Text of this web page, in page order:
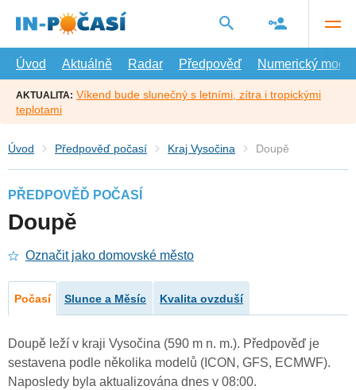
hlavní
Úvod
Aktuálně Radar Předpověď Numerický model
AKTUALITA: Víkend bude slunečný s letními, zítra i tropickými
teplotami
Úvod Předpověď počasí Kraj Vysočina Doupě
PŘEDPOVĚĎ POČASÍ
Doupě
Označit jako domovské město
Počasí Slunce a Měsíc Kvalita ovzduší
Doupě leží v kraji Vysočina (590 m n. m.). Předpověď je
sestavena podle několika modelů (ICON, GFS, ECMWF).
Naposledy byla aktualizována dnes v 08:00.